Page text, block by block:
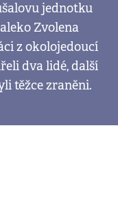
jednotku
Zvolena
z okolojedoucí
dva lidé, další
těžce zraněni.